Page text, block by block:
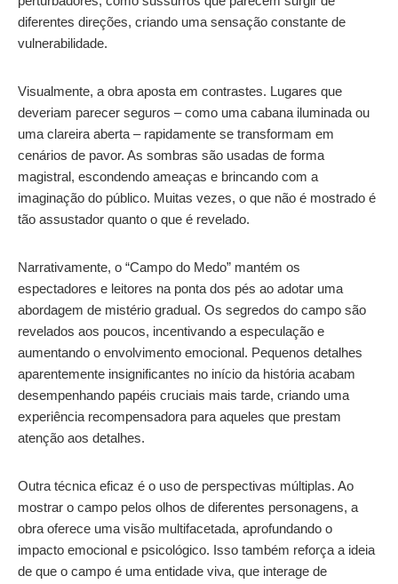
diferentes direções, criando uma sensação constante de
vulnerabilidade.
Visualmente, a obra aposta em contrastes. Lugares que
deveriam parecer seguros – como uma cabana iluminada ou
uma clareira aberta – rapidamente se transformam em
cenários de pavor. As sombras são usadas de forma
magistral, escondendo ameaças e brincando com a
imaginação do público. Muitas vezes, o que não é mostrado é
tão assustador quanto o que é revelado.
Narrativamente, o “Campo do Medo” mantém os
espectadores e leitores na ponta dos pés ao adotar uma
abordagem de mistério gradual. Os segredos do campo são
revelados aos poucos, incentivando a especulação e
aumentando o envolvimento emocional. Pequenos detalhes
aparentemente insignificantes no início da história acabam
desempenhando papéis cruciais mais tarde, criando uma
experiência recompensadora para aqueles que prestam
atenção aos detalhes.
Outra técnica eficaz é o uso de perspectivas múltiplas. Ao
mostrar o campo pelos olhos de diferentes personagens, a
obra oferece uma visão multifacetada, aprofundando o
impacto emocional e psicológico. Isso também reforça a ideia
de que o campo é uma entidade viva, que interage de